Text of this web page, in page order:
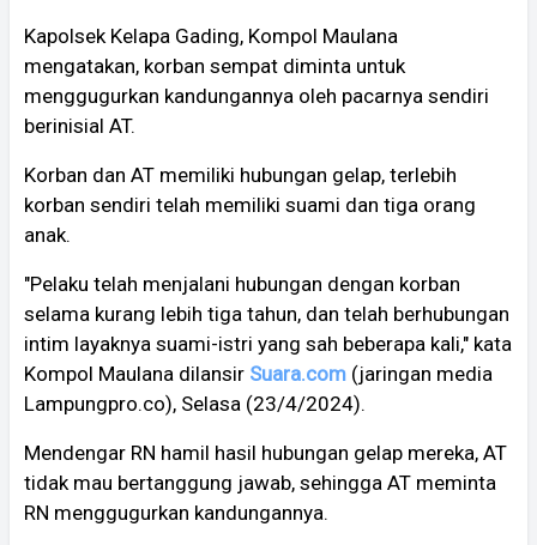
Kapolsek Kelapa Gading, Kompol Maulana
mengatakan, korban sempat diminta untuk
menggugurkan kandungannya oleh pacarnya sendiri
berinisial AT.
Korban dan AT memiliki hubungan gelap, terlebih
korban sendiri telah memiliki suami dan tiga orang
anak.
"Pelaku telah menjalani hubungan dengan korban
selama kurang lebih tiga tahun, dan telah berhubungan
intim layaknya suami-istri yang sah beberapa kali," kata
Kompol Maulana dilansir Suara.com (jaringan media
Lampungpro.co), Selasa (23/4/2024).
Mendengar RN hamil hasil hubungan gelap mereka, AT
tidak mau bertanggung jawab, sehingga AT meminta
RN menggugurkan kandungannya.